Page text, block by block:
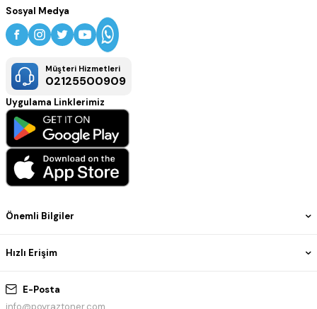
E-Posta
info@poyraztoner.com
Önemli Bilgiler
Hızlı Erişim
Sosyal Medya
Müşteri Hizmetleri
02125500909
Uygulama Linklerimiz